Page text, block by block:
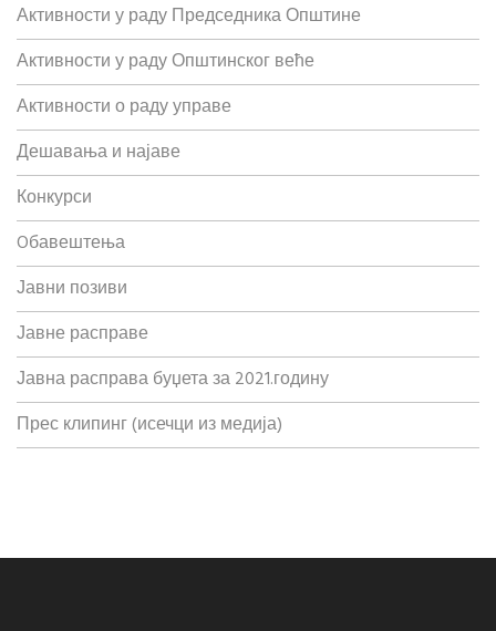
Активности у раду Председника Општине
Активности у раду Општинског веће
Активности о раду управе
Дешавања и најаве
Конкурси
Oбавештења
Јавни позиви
Јавне расправе
Јавна расправа буџета за 2021.годину
Прес клипинг (исечци из медија)